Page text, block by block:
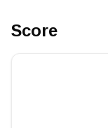
Score